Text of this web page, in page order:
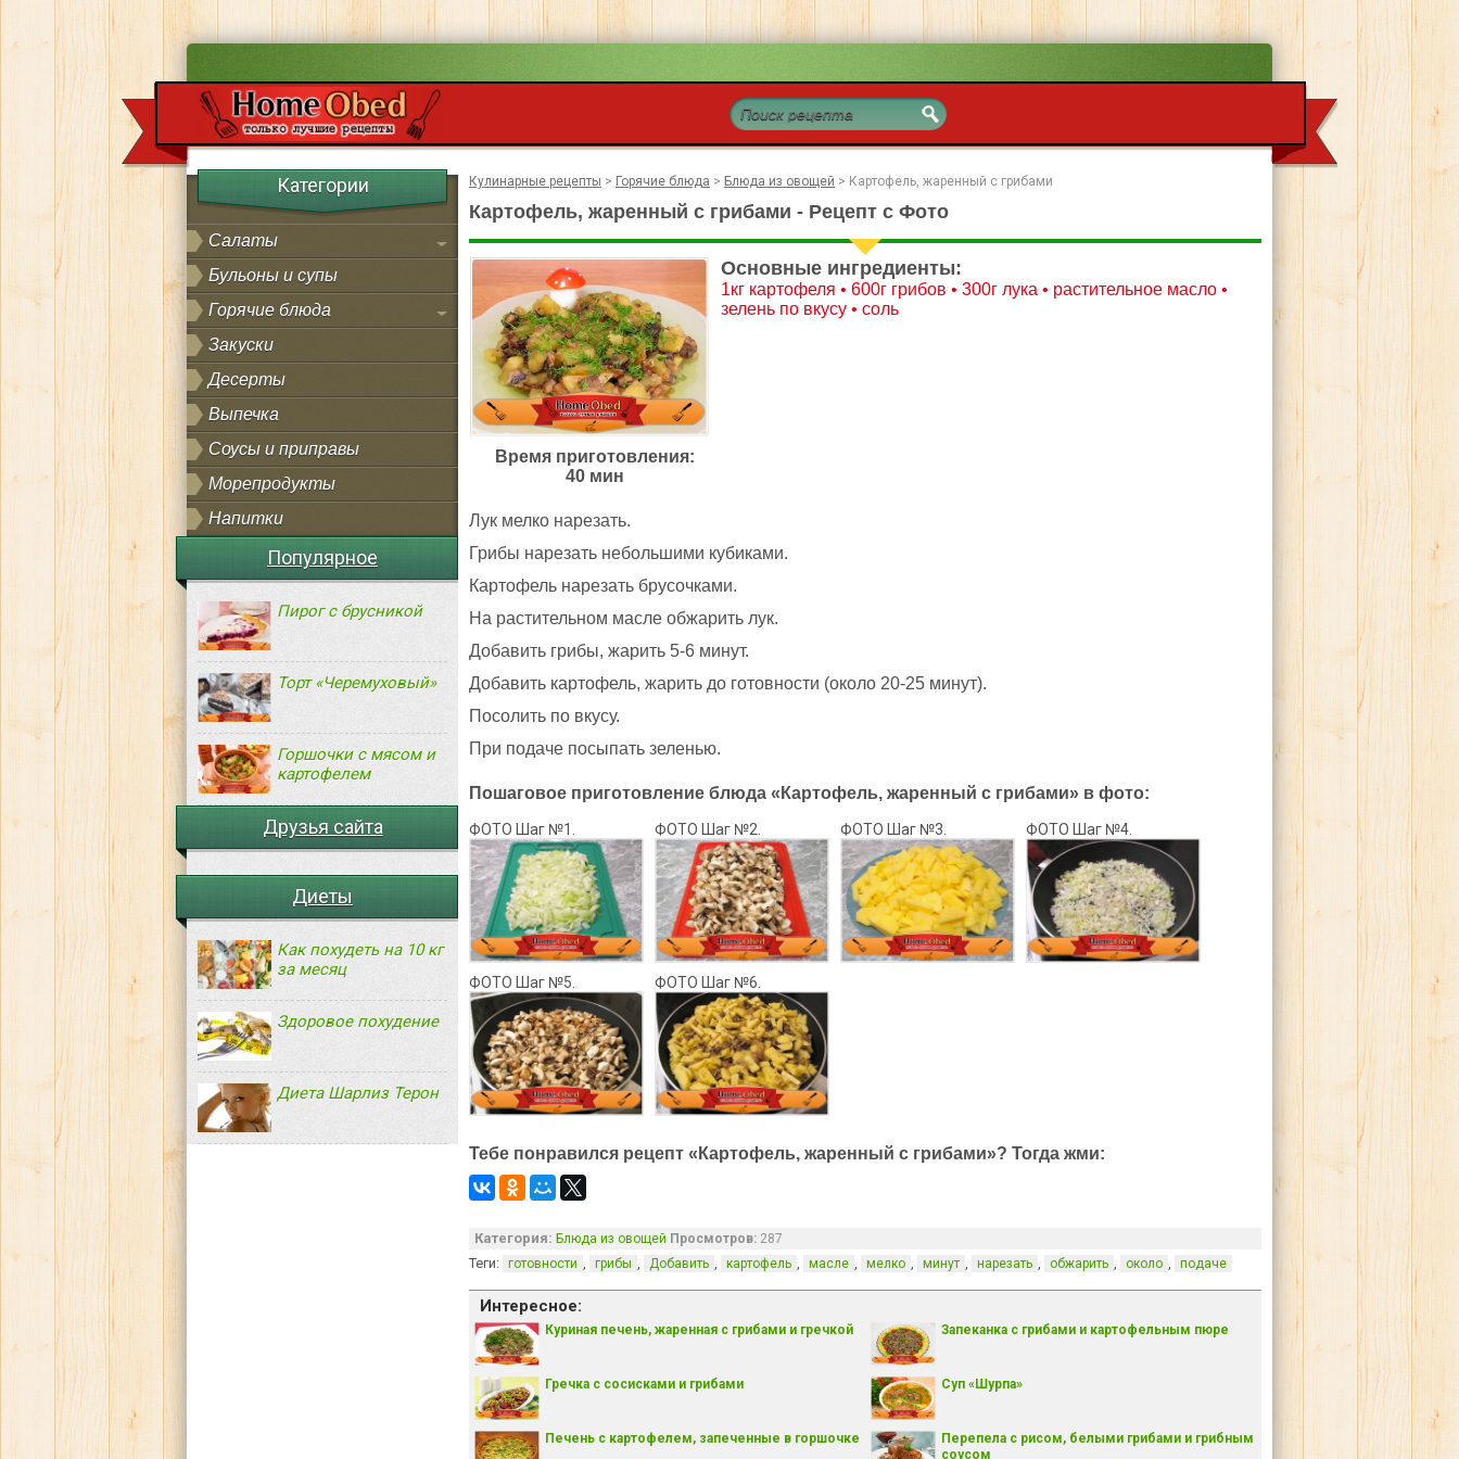
Категории
Салаты
Бульоны и супы
Горячие блюда
Закуски
Десерты
Выпечка
Соусы и приправы
Морепродукты
Напитки
Популярное
Пирог с брусникой
Торт «Черемуховый»
Горшочки с мясом и
картофелем
Друзья сайта
Диеты
Как похудеть на 10 кг
за месяц
Здоровое похудение
Диета Шарлиз Терон
Кулинарные рецепты > Горячие блюда > Блюда из овощей > Картофель, жаренный с грибами
Картофель, жаренный с грибами - Рецепт с Фото
Время приготовления:
40 мин
Основные ингредиенты:
1кг картофеля • 600г грибов • 300г лука • растительное масло •
зелень по вкусу • соль
Лук мелко нарезать.
Грибы нарезать небольшими кубиками.
Картофель нарезать брусочками.
На растительном масле обжарить лук.
Добавить грибы, жарить 5-6 минут.
Добавить картофель, жарить до готовности (около 20-25 минут).
Посолить по вкусу.
При подаче посыпать зеленью.
Пошаговое приготовление блюда «Картофель, жаренный с грибами» в фото:
ФОТО Шаг №1. ФОТО Шаг №2. ФОТО Шаг №3. ФОТО Шаг №4.
ФОТО Шаг №5. ФОТО Шаг №6.
Тебе понравился рецепт «Картофель, жаренный с грибами»? Тогда жми:
Категория: Блюда из овощей Просмотров: 287
Теги: готовности , грибы , Добавить , картофель , масле , мелко , минут , нарезать , обжарить , около , подаче
Интересное:
Куриная печень, жаренная с грибами и гречкой Запеканка с грибами и картофельным пюре
Гречка с сосисками и грибами Суп «Шурпа»
Печень с картофелем, запеченные в горшочке
Перепела с рисом, белыми грибами и грибным
соусом